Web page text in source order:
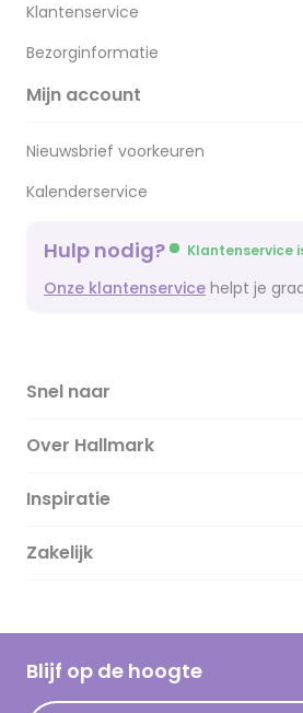
Klantenservice
Bezorginformatie
Mijn account
Nieuwsbrief voorkeuren
Kalenderservice
Hulp nodig? Klantenservice
Onze klantenservice helpt je
Snel naar
Over Hallmark
Over ons
Duurzaamheid
Hallmark Kaartclub
Acties
Inspiratie
Magazine
Cadeau inspiratie
Kaartinspiratie
Zakelijk
Blijf op de hoogte